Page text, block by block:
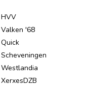
HVV
Valken '68
Quick
Scheveningen
Westlandia
XerxesDZB